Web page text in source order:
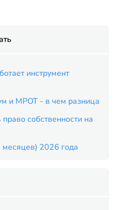
инструмент
и МРОТ - в чем разница
собственности на
2026 года